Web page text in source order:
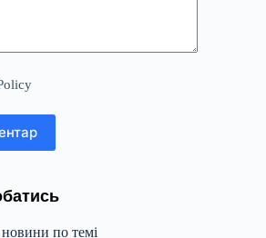
по темі